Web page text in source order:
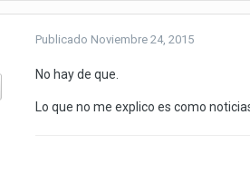
Publicado Noviembre 24, 2015
No hay de que.
Lo que no me explico es como